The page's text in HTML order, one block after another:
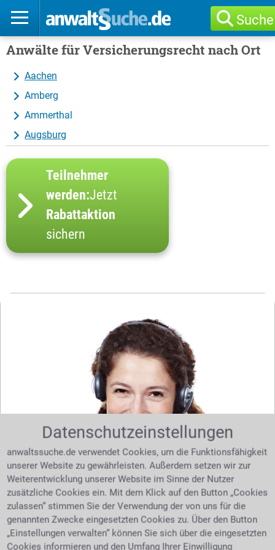
Suche
Anwälte für Versicherungsrecht nach Ort
Aachen
Amberg
Ammerthal
Augsburg
Teilnehmer
werden:Jetzt
Rabattaktion
sichern
Sie benötigen Hilfe bei Ihrer Suche nach dem
richtigen Anwalt? Dann schreiben Sie uns über
unser Kontaktformular . Wir helfen Ihnen kostenlos
und unverbindlich.
Datenschutzeinstellungen
anwaltssuche.de verwendet Cookies, um die Funktionsfähigkeit
unserer Website zu gewährleisten. Außerdem setzen wir zur
Weiterentwicklung unserer Website im Sinne der Nutzer
zusätzliche Cookies ein. Mit dem Klick auf den Button „Cookies
zulassen“ stimmen Sie der Verwendung der von uns für die
genannten Zwecke eingesetzten Cookies zu. Über den Button
„Einstellungen verwalten“ können Sie sich über die eingesetzten
Cookies informieren und den Umfang Ihrer Einwilligung